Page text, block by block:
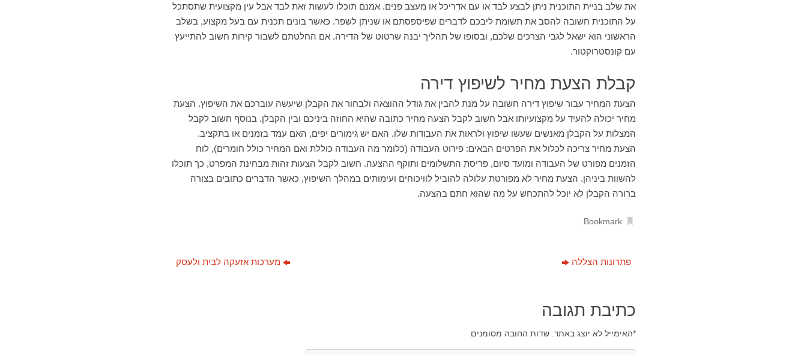
את שלב בניית התוכנית ניתן לבצע לבד או עם אדריכל או מעצב פנים. אמנם תוכלו לעשות זאת לבד אבל עין מקצועית שתסתכל
על התוכנית חשובה להסב את תשומת ליבכם לדברים שפיספסתם או שניתן לשפר. כאשר בונים תכנית עם בעל מקצוע, בשלב
הראשוני הוא ישאל לגבי הצרכים שלכם, ובסופו של תהליך יבנה שרטוט של הדירה. אם החלטתם לשבור קירות חשוב להתייעץ
עם קונסטרוקטור.
קבלת הצעת מחיר לשיפוץ דירה
הצעת המחיר עבור שיפוץ דירה חשובה על מנת להבין את גודל ההוצאה ולבחור את הקבלן שיעשה עוברכם את השיפוץ. הצעת
מחיר יכולה להעיד על מקצועיותו אבל חשוב לקבל הצעה מחיר כתובה שהיא החוזה ביניכם ובין הקבלן. בנוסף חשוב לקבל
המצלות על הקבלן מאנשים שעשו שיפוץ ולראות את העבודות שלו. האם יש גימורים יפים, האם עמד בזמנים או בתקציב.
הצעת מחיר צריכה לכלול את הפרטים הבאים: פירוט העבודה (כלומר מה העבודה כוללת ואם המחיר כולל חומרים), לוח
הזמנים מפורט של העבודה ומועד סיום, פריסת התשלומים ותוקף ההצעה. חשוב לקבל הצעות זהות מבחינת המפרט, כך תוכלו
להשוות ביניהן. הצעת מחיר לא מפורטת עלולה להוביל לוויכוחים ועימותים במהלך השיפוץ, כאשר הדברים כתובים בצורה
ברורה הקבלן לא יוכל להתכחש על מה שהוא חתם בהצעה.
Bookmark
.
מערכות אזעקה לבית ולעסק פתרונות הצללה
כתיבת תגובה
האימייל לא יוצג באתר. שדות החובה מסומנים *